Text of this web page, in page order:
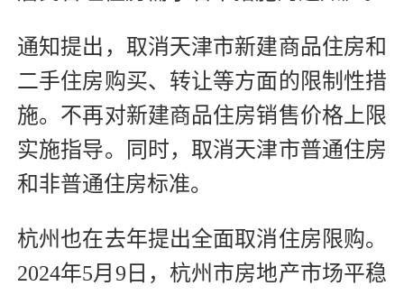
通知提出，取消天津市新建商品住房和
二手住房购买、转让等方面的限制性措
施。不再对新建商品住房销售价格上限
实施指导。同时，取消天津市普通住房
和非普通住房标准。
杭州也在去年提出全面取消住房限购。
2024年5月9日，杭州市房地产市场平稳